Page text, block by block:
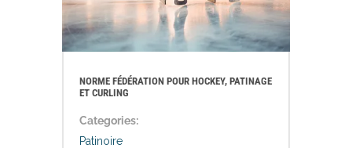
NORME FÉDÉRATION POUR HOCKEY, PATINAGE
ET CURLING
Categories:
Patinoire